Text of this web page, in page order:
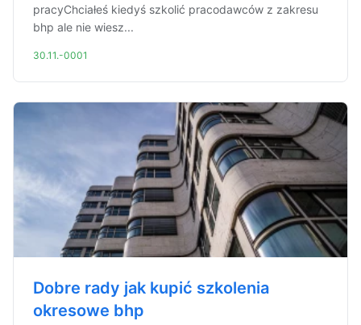
pracyChciałeś kiedyś szkolić pracodawców z zakresu
bhp ale nie wiesz...
30.11.-0001
Dobre rady jak kupić szkolenia
okresowe bhp